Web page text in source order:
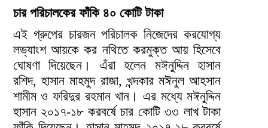
চার পরিচালকের ফাঁকি ৪০ কোটি টাকা
এই গ্রুপের চারজন পরিচালক নিজেদের করযোগ্য
লভ্যাংশ আয়কে কর নথিতে করমুক্ত আয় হিসেবে
ঘোষণা দিয়েছেন। এঁরা হলেন মঈনুদ্দিন হাসান
রশিদ, হাসান মাহমুদ রাজা, খন্দকার মঈনুল আহসান
শামীম ও ফরিদুর রহমান খান। এর মধ্যে মঈনুদ্দিন
হাসান ২০১৭-১৮ করবর্ষে চার কোটি ৩৩ লাখ টাকা